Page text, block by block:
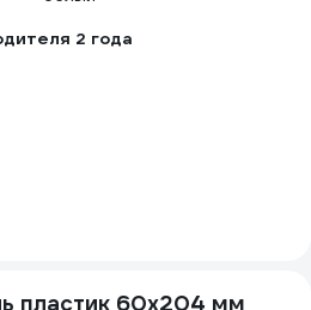
2 года
пластик 60х204 мм